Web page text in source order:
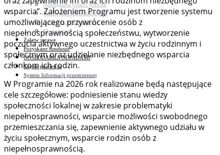
Nieodpłatna pomoc prawna
Niezbędnik mieszkańca PDF
Aplikacja mMieszkaniec
Mapa gminy
Załatw sprawę
Pozyskane fundusze
GOSPODARKA ODPADAMI
Czyste powietrze
System Informacji przestrzennej
wsparcia”. Założeniem Programu jest tworzenie systemu
umożliwiającego przywrócenie osób z
niepełnosprawnością społeczeństwu, wytworzenie
poczucia aktywnego uczestnictwa w życiu rodzinnym i
społecznym oraz udzielanie niezbędnego wsparcia
członkom ich rodzin.
W Programie na 2026 rok realizowane będą następujące
cele szczegółowe: podniesienie stanu wiedzy
społeczności lokalnej w zakresie problematyki
niepełnosprawności, wsparcie możliwości swobodnego
przemieszczania się, zapewnienie aktywnego udziału w
życiu społecznym, wsparcie rodzin osób z
niepełnosprawnością.